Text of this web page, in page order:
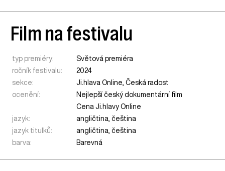
Film na festivalu
typ premiéry:
Světová premiéra
ročník festivalu:
2024
sekce:
Ji.hlava Online,Česká radost
ocenění:
Nejlepší český dokumentární film
Cena Ji.hlavy Online
jazyk:
angličtina, čeština
jazyk titulků:
angličtina, čeština
barva:
Barevná